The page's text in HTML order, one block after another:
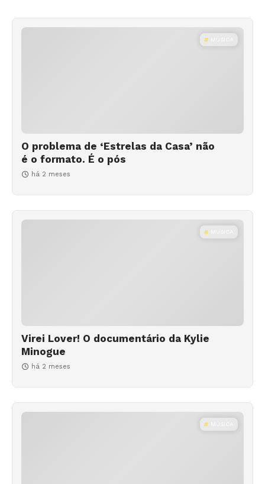
O problema de ‘Estrelas da Casa’ não
é o formato. É o pós
há 2 meses
Virei Lover! O documentário da Kylie
Minogue
há 2 meses